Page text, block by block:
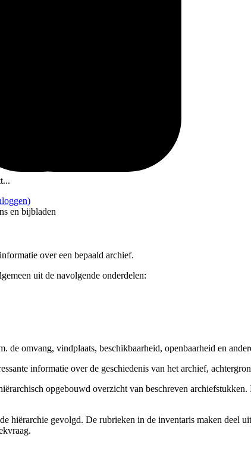
en bijbladen
over een bepaald archief.
uit de navolgende onderdelen:
de omvang, vindplaats, beschikbaarheid, openbaarheid en
informatie over de geschiedenis van het archief,
opgebouwd overzicht van beschreven
hiërarchie gevolgd. De rubrieken in de inventaris maken deel